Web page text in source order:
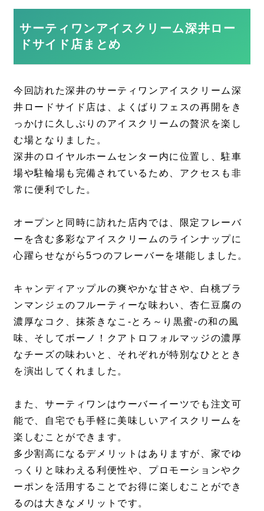
サーティワンアイスクリーム深井ロー
ドサイド店まとめ
今回訪れた深井のサーティワンアイスクリーム深
井ロードサイド店は、よくばりフェスの再開をき
っかけに久しぶりのアイスクリームの贅沢を楽し
む場となりました。
深井のロイヤルホームセンター内に位置し、駐車
場や駐輪場も完備されているため、アクセスも非
常に便利でした。
オープンと同時に訪れた店内では、限定フレーバ
ーを含む多彩なアイスクリームのラインナップに
心躍らせながら5つのフレーバーを堪能しました。
キャンディアップルの爽やかな甘さや、白桃ブラ
ンマンジェのフルーティーな味わい、杏仁豆腐の
濃厚なコク、抹茶きなこ-とろ～り黒蜜-の和の風
味、そしてボーノ！クアトロフォルマッジの濃厚
なチーズの味わいと、それぞれが特別なひととき
を演出してくれました。
また、サーティワンはウーバーイーツでも注文可
能で、自宅でも手軽に美味しいアイスクリームを
楽しむことができます。
多少割高になるデメリットはありますが、家でゆ
っくりと味わえる利便性や、プロモーションやク
ーポンを活用することでお得に楽しむことができ
るのは大きなメリットです。